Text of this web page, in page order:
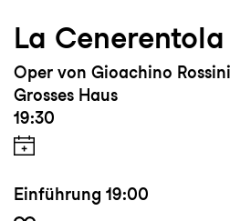
La Cenerentola
Oper von Gioachino Rossini
Grosses Haus
19:30
Einführung 19:00